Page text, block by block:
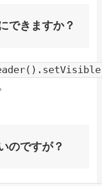
できますか？
のですが？